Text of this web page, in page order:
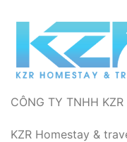
CÔNG TY TNHH
KZR Homestay &